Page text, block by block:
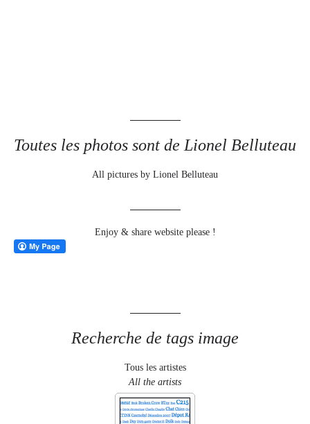
Toutes les photos sont de Lionel Belluteau
All pictures by Lionel Belluteau
Enjoy & share website please !
Recherche de tags image
Tous les artistes
All the artists